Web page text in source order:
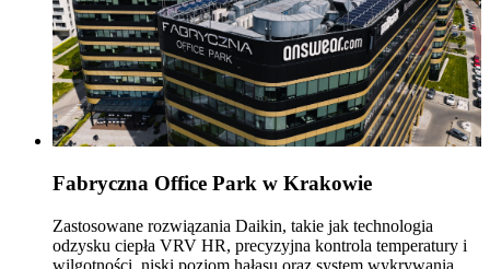
Fabryczna Office Park w Krakowie
Zastosowane rozwiązania Daikin, takie jak technologia
odzysku ciepła VRV HR, precyzyjna kontrola temperatury i
wilgotności, niski poziom hałasu oraz system wykrywania